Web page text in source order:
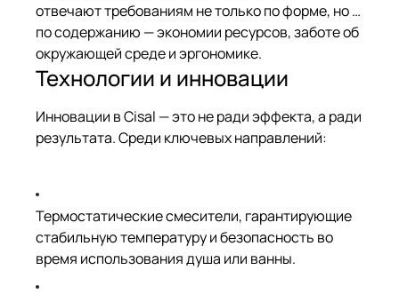
отвечают требованиям не только по форме, но и
по содержанию — экономии ресурсов, заботе об
окружающей среде и эргономике.
Технологии и инновации
Инновации в Cisal — это не ради эффекта, а ради
результата. Среди ключевых направлений:
Термостатические смесители, гарантирующие
стабильную температуру и безопасность во
время использования душа или ванны.